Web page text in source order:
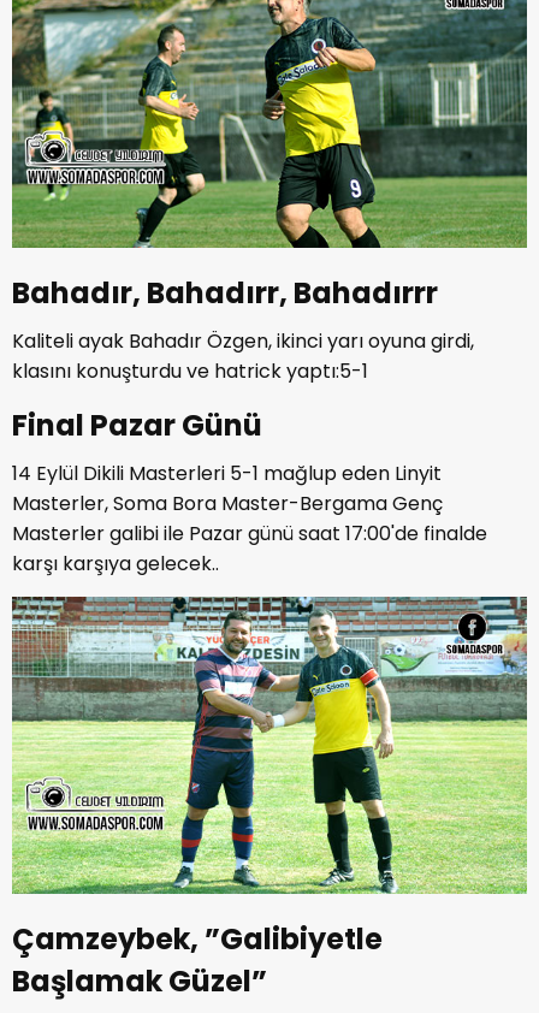
Bahadır, Bahadırr, Bahadırrr
Kaliteli ayak Bahadır Özgen, ikinci yarı oyuna girdi,
klasını konuşturdu ve hatrick yaptı:5-1
Final Pazar Günü
14 Eylül Dikili Masterleri 5-1 mağlup eden Linyit
Masterler, Soma Bora Master-Bergama Genç
Masterler galibi ile Pazar günü saat 17:00'de finalde
karşı karşıya gelecek..
Çamzeybek, ”Galibiyetle
Başlamak Güzel”